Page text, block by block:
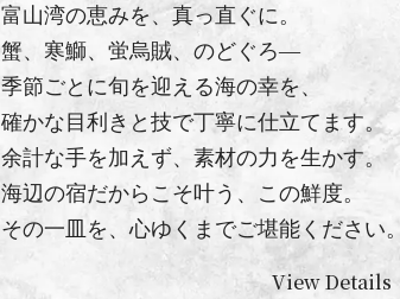
富山湾の恵みを、真っ直ぐに。
蟹、寒鰤、蛍烏賊、のどぐろ―
季節ごとに旬を迎える海の幸を、
確かな目利きと技で丁寧に仕立てます。
余計な手を加えず、素材の力を生かす。
海辺の宿だからこそ叶う、この鮮度。
その一皿を、心ゆくまでご堪能ください。
View Details